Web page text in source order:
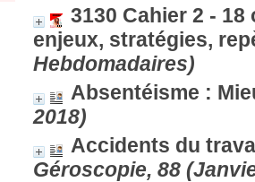
3130 Cahier 2 -
enjeux, stratégies,
Hebdomadaires)
Absentéisme :
2018)
Accidents du
Géroscopie, 88